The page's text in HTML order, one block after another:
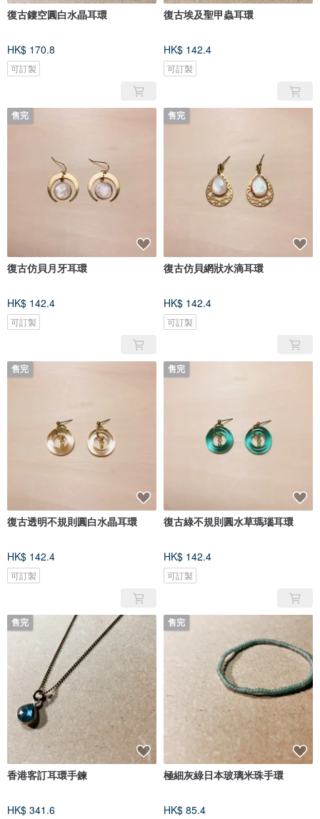
復古鏤空圓白水晶耳環
HK$ 170.8
可訂製
復古埃及聖甲蟲耳環
HK$ 142.4
可訂製
售完
復古仿貝月牙耳環
HK$ 142.4
可訂製
售完
復古仿貝網狀水滴耳環
HK$ 142.4
可訂製
售完
復古透明不規則圓白水晶耳環
HK$ 142.4
可訂製
售完
復古綠不規則圓水草瑪瑙耳環
HK$ 142.4
可訂製
售完
香港客訂耳環手鍊
HK$ 341.6
售完
極細灰綠日本玻璃米珠手環
HK$ 85.4